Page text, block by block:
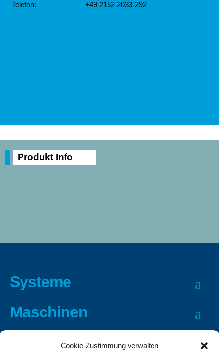
Cookie-Zustimmung verwalten
Telefon: +49 2152 2033-292
Produkt Info
Systeme
Maschinen
Zubehör